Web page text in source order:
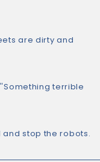
are dirty and
terrible
stop the robots.